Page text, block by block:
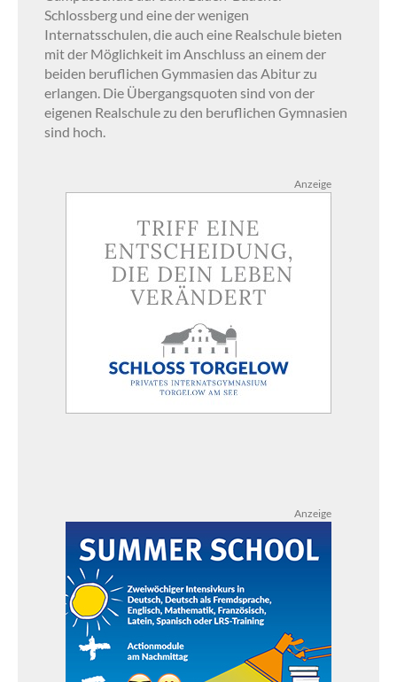
Schlossberg und eine der wenigen
Internatsschulen, die auch eine Realschule bieten
mit der Möglichkeit im Anschluss an einem der
beiden beruflichen Gymmasien das Abitur zu
erlangen. Die Übergangsquoten sind von der
eigenen Realschule zu den beruflichen Gymnasien
sind hoch.
Anzeige
Anzeige